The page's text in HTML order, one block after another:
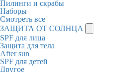
Пилинги и скрабы
Наборы
Смотреть все
ЗАЩИТА ОТ СОЛНЦА
SPF для лица
Защита для тела
After sun
SPF для детей
Другое